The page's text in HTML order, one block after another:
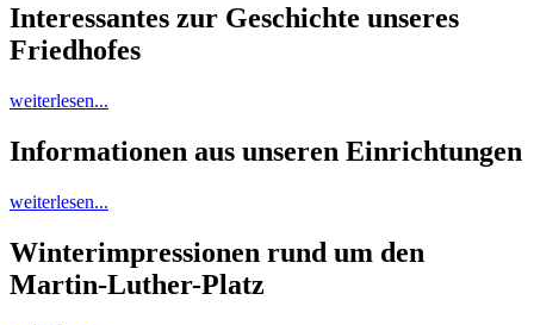
Interessantes zur Geschichte unseres
Friedhofes
weiterlesen...
Informationen aus unseren Einrichtungen
weiterlesen...
Winterimpressionen rund um den
Martin-Luther-Platz